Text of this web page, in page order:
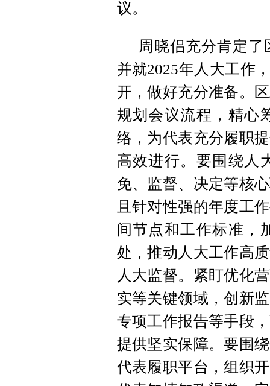
议。
周晓侣充分肯定了
并就2025年人大工作
开，做好充分准备。
规划会议流程，精心
络，为代表充分履职
高效进行。要围绕人
免、监督、决定等核
且针对性强的年度工
间节点和工作标准，
处，推动人大工作高
人大监督。紧盯优化
实等关键领域，创新
专项工作报告等手段
提供坚实保障。要围
代表履职平台，组织